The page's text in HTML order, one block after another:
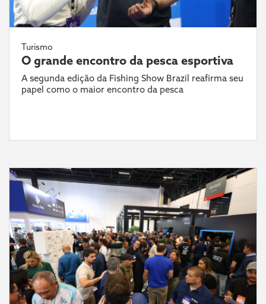
Turismo
O grande encontro da pesca esportiva
A segunda edição da Fishing Show Brazil reafirma seu
papel como o maior encontro da pesca